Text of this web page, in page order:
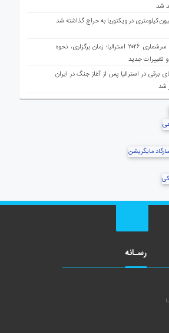
شد
کیلومتری در ویکتوریا به حراج گذاشته شد
راهنمای جامع سرشماری ۲۰۲۶ استرالیا؛ زمان برگزاری، نحوه
تغییرات جدید
برقی در استرالیا پس از آغاز جنگ در ایران
شد
رسـانه